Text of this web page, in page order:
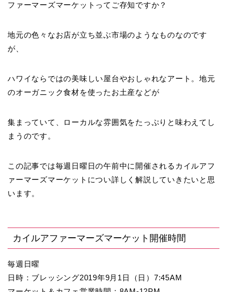
ファーマーズマーケットってご存知ですか？
地元の色々なお店が立ち並ぶ市場のようなものなのです
が、
ハワイならではの美味しい屋台やおしゃれなアート。地元
のオーガニック食材を使ったお土産などが
集まっていて、ローカルな雰囲気をたっぷりと味わえてし
まうのです。
この記事では毎週日曜日の午前中に開催されるカイルアフ
ァーマーズマーケットについ詳しく解説していきたいと思
います。
カイルアファーマーズマーケット開催時間
毎週日曜
日時：ブレッシング2019年9月1日（日）7:45AM